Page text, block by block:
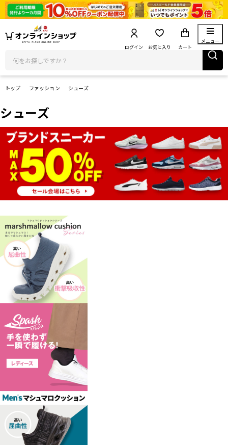
ログイン お気に入り カート
メニュー
トップ ファッション シューズ
シューズ